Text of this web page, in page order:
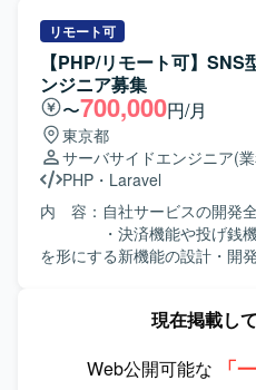
装、テスト自動化まで幅広い
既存システムの改善と刷新を
に貢献できるポジションです。 【開発環境】 PHP
CodeIgniter 2 から PHP 8.x へ
開発になります。次期フレー
Symfony等のMVCフレームワ
動化にPlaywright等のツール
基本設計からテストまで一貫
存機能の改善や追加開発を行
がら機能よりも速度を落とさ
識した開発を行っていただき
ングで開発要望の優先度を決
改修を進めていただきます。 【求める人物像】 Webアプ
リ・ネイティブアプリ双方の
ドからバックエンド、DBまで
組んでいただける方を求めて
ッシュアップにおいて、速度
改善提案ができる方です。チ
の魅力】 チャット、タスク管
Webアプリとネイティブアプ
リモート可
【PHP/リモート可】
ンジニア募集
〜700,000円/月
東京都
サーバサイドエンジニア(
PHP ・ Laravel
内 容：自社サービスの開発全
・決済機能や投げ銭機能
を形にする新機能の設計
言語/FW: PHP (Laravel),
ル: Docker, Git, JIRA,
現在掲載し
Web公開可能な
「